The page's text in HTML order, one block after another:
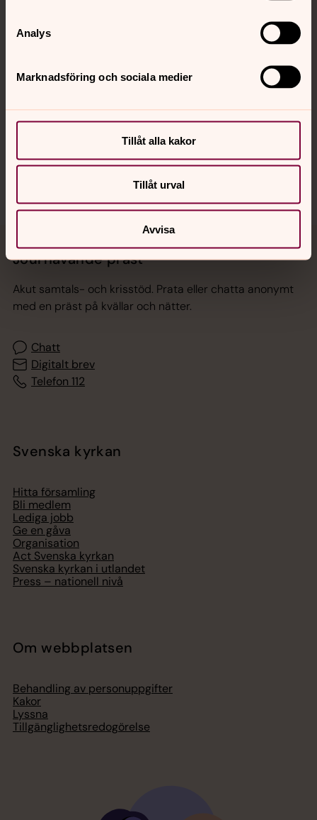
Analys
Marknadsföring och sociala medier
Tillåt alla kakor
Tillåt urval
Avvisa
Kalender
Jourhavande präst
Akut samtals- och krisstöd. Prata eller chatta anonymt
med en präst på kvällar och nätter.
Chatt
Digitalt brev
Telefon 112
Svenska kyrkan
Hitta församling
Bli medlem
Lediga jobb
Ge en gåva
Organisation
Act Svenska kyrkan
Svenska kyrkan i utlandet
Press – nationell nivå
Om webbplatsen
Behandling av personuppgifter
Kakor
Lyssna
Tillgänglighetsredogörelse